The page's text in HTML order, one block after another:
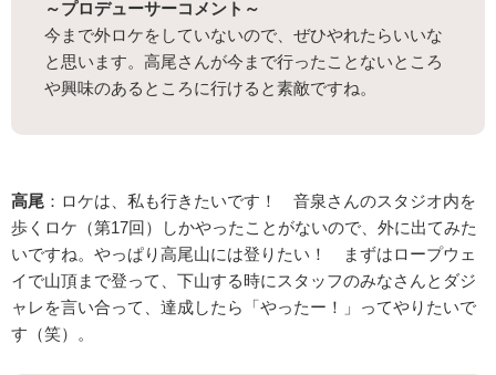
～プロデューサーコメント～
今まで外ロケをしていないので、ぜひやれたらいいな
と思います。高尾さんが今まで行ったことないところ
や興味のあるところに行けると素敵ですね。
高尾 ：ロケは、私も行きたいです！ 音泉さんのスタジオ内を
歩くロケ（第17回）しかやったことがないので、外に出てみた
いですね。やっぱり高尾山には登りたい！ まずはロープウェ
イで山頂まで登って、下山する時にスタッフのみなさんとダジ
ャレを言い合って、達成したら「やったー！」ってやりたいで
す（笑）。